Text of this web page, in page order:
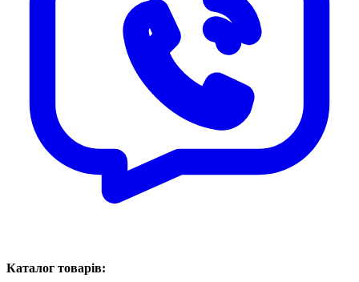
Каталог товарів: